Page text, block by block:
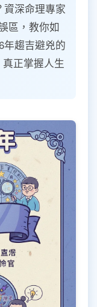
資深命理專家
區，教你如
年趨吉避兇的
正掌握人生